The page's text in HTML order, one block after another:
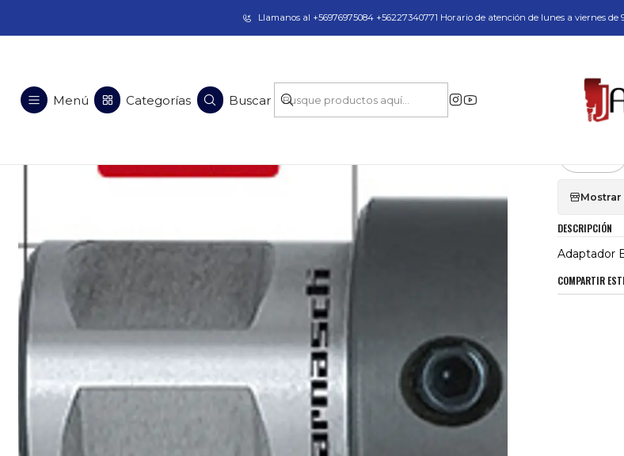
Taladros Magnéticos en Chile | Venta, Arriendo y Servicio Técnico
Menú Categorías Buscar
Llamanos al +56976975084 +56227340771 Horario de atención de lunes a viernes
DESCRIPCIÓN
Adaptador
COMPARTIR